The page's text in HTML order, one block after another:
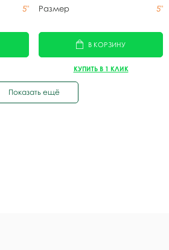
5" Размер 5"
В КОРЗИНУ
КУПИТЬ В 1 КЛИК
Показать ещё